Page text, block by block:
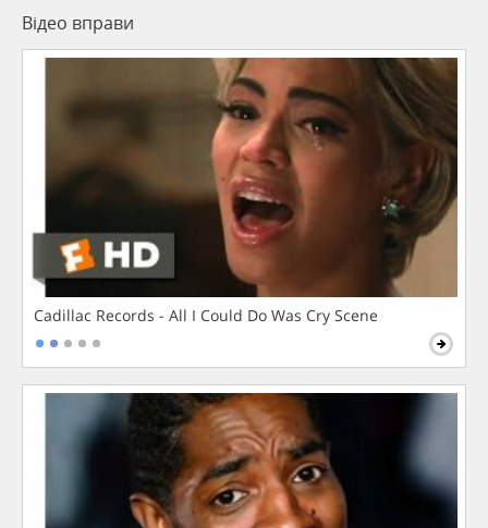
Відео вправи
Cadillac Records - All I Could Do Was Cry Scene